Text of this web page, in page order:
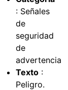
: Señales
de
seguridad
de
advertencia
Texto :
Peligro.